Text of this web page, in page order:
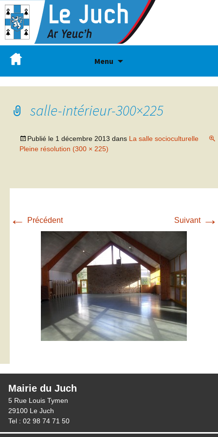
Menu
salle-intérieur-300×225
Publié le 1 décembre 2013 dans La salle socioculturelle
Pleine résolution (300 × 225)
← Précédent Suivant →
Mairie du Juch
5 Rue Louis Tymen
29100 Le Juch
Tel : 02 98 74 71 50